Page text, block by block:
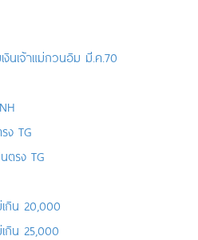
งินเจ้าแม่กวนอิม มี.ค.70
ง TG
ตรง TG
กิน 20,000
กิน 25,000